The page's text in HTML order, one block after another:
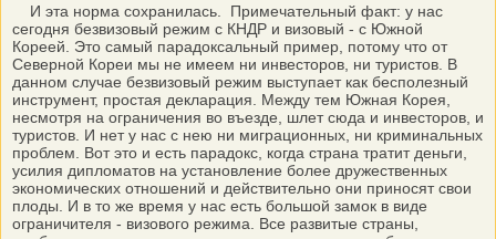
И эта норма сохранилась. Примечательный факт: у нас
сегодня безвизовый режим с КНДР и визовый - с Южной
Кореей. Это самый парадоксальный пример, потому что от
Северной Кореи мы не имеем ни инвесторов, ни туристов. В
данном случае безвизовый режим выступает как бесполезный
инструмент, простая декларация. Между тем Южная Корея,
несмотря на ограничения во въезде, шлет сюда и инвесторов, и
туристов. И нет у нас с нею ни миграционных, ни криминальных
проблем. Вот это и есть парадокс, когда страна тратит деньги,
усилия дипломатов на установление более дружественных
экономических отношений и действительно они приносят свои
плоды. И в то же время у нас есть большой замок в виде
ограничителя - визового режима. Все развитые страны,